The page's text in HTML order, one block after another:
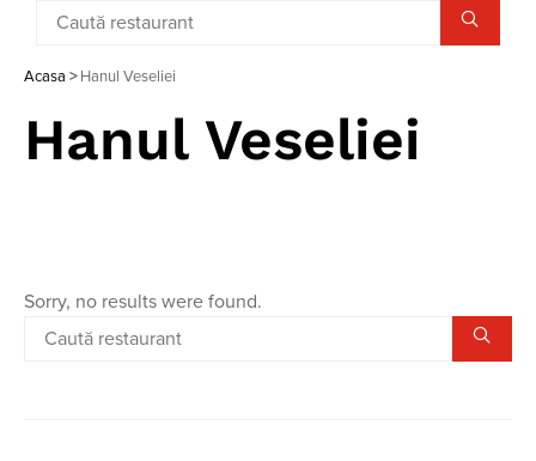
Acasa > Hanul Veseliei
Hanul Veseliei
Sorry, no results were found.